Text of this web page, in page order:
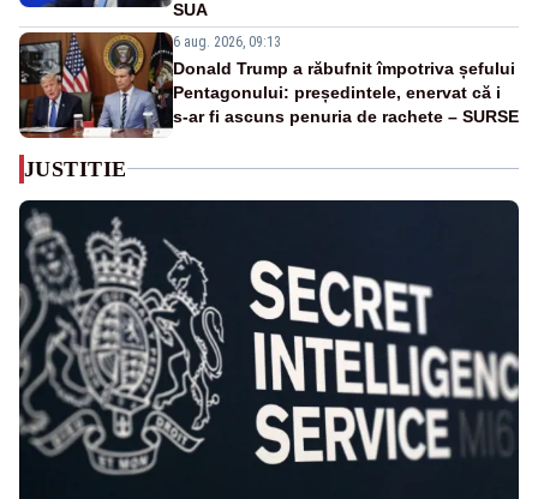
SUA
6 aug. 2026, 09:13
Donald Trump a răbufnit împotriva șefului
Pentagonului: președintele, enervat că i
s-ar fi ascuns penuria de rachete – SURSE
JUSTITIE